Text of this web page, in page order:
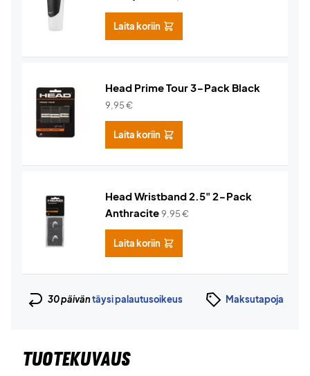
Laita koriin
Head Prime Tour 3-Pack Black
9,95€
Laita koriin
Head Wristband 2.5" 2-Pack
Anthracite9,95€
Laita koriin
30 päiväntäysi palautusoikeus Maksutapoja
TUOTEKUVAUS